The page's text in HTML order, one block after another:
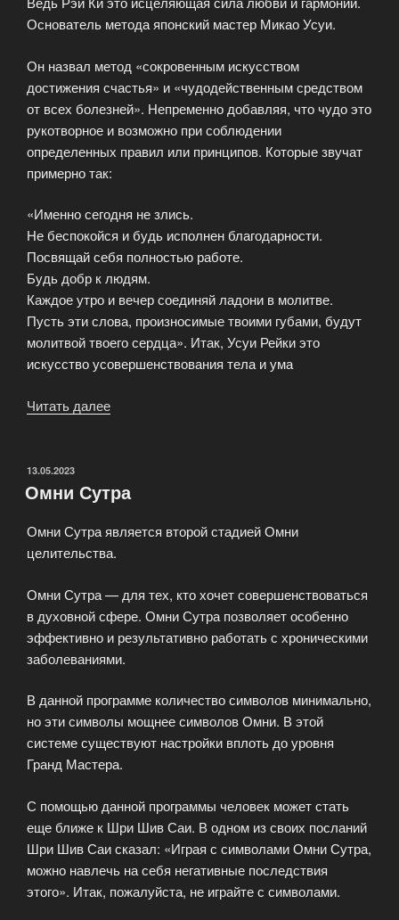
Основатель метода японский мастер Микао Усуи.
Он назвал метод «сокровенным искусством
достижения счастья» и «чудодейственным средством
от всех болезней». Непременно добавляя, что чудо это
рукотворное и возможно при соблюдении
определенных правил или принципов. Которые звучат
примерно так:
«Именно сегодня не злись.
Не беспокойся и будь исполнен благодарности.
Посвящай себя полностью работе.
Будь добр к людям.
Каждое утро и вечер соединяй ладони в молитве.
Пусть эти слова, произносимые твоими губами, будут
молитвой твоего сердца». Итак, Усуи Рейки это
искусство усовершенствования тела и ума
Читать далее
искусством
счастья»
ОПУБЛИКОВАНО
13.05.2023
Омни Сутра
Омни Сутра является второй стадией Омни
целительства.
Омни Сутра — для тех, кто хочет совершенствоваться
в духовной сфере. Омни Сутра позволяет особенно
эффективно и результативно работать с хроническими
заболеваниями.
В данной программе количество символов минимально,
но эти символы мощнее символов Омни. В этой
системе существуют настройки вплоть до уровня
Гранд Мастера.
С помощью данной программы человек может стать
еще ближе к Шри Шив Саи. В одном из своих посланий
Шри Шив Саи сказал: «Играя с символами Омни Сутра,
можно навлечь на себя негативные последствия
этого». Итак, пожалуйста, не играйте с символами.